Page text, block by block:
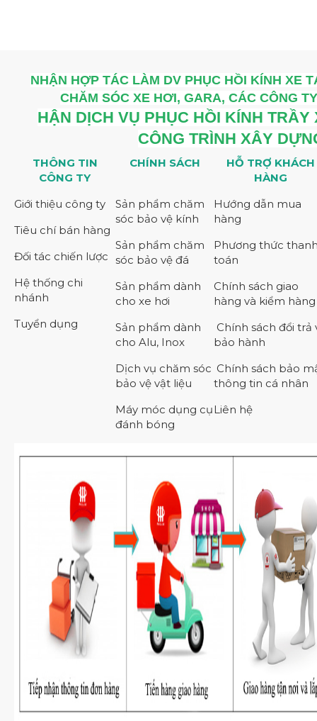
NHẬN HỢP TÁC LÀM DV PHỤC HỒI KÍNH XE
CHĂM SÓC XE HƠI, GARA, CÁC CÔNG
HẬN DỊCH VỤ PHỤC HỒI KÍNH
CÔNG TRÌNH XÂY
THÔNG TIN
CÔNG TY
CHÍNH SÁCH
HỖ TRỢ KHÁCH
HÀNG
Giới thiệu công ty
Tiêu chí bán hàng
Đối tác chiến lược
Hệ thống chi
nhánh
Tuyển dụng
Sản phẩm chăm
sóc bảo vệ kính
Sản phẩm chăm
sóc bảo vệ đá
Sản phẩm dành
cho xe hơi
Sản phẩm dành
cho Alu, Inox
Dịch vụ chăm sóc
bảo vệ vật liệu
Máy móc dụng cụ
đánh bóng
Hướng dẫn mua
hàng
Phương thức
toán
Chính sách giao
hàng và kiểm hàng
Chính sách đổi trả
bảo hành
Chính sách bảo
thông tin cá nhân
Liên hệ